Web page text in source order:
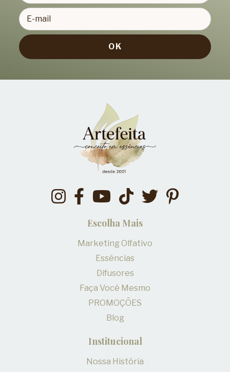
Escolha Mais
Marketing Olfativo
Essências
Difusores
Faça Você Mesmo
PROMOÇÕES
Blog
Institucional
Nossa História